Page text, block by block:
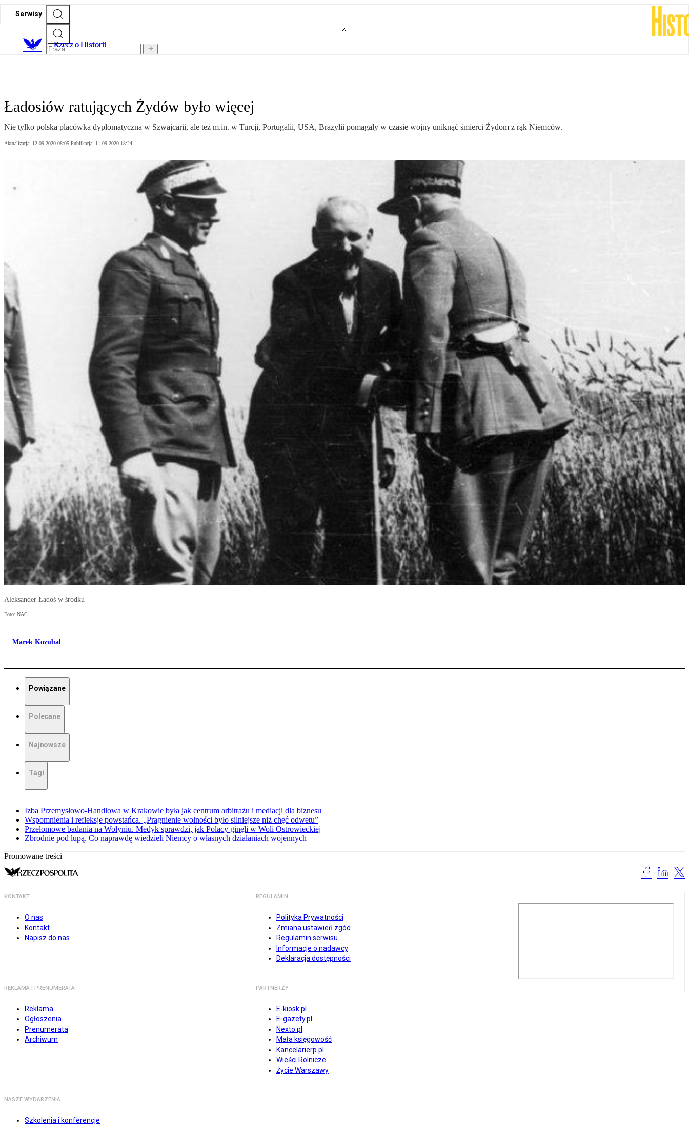
Serwisy
Rzecz o Historii
Ładosiów ratujących Żydów było więcej
Nie tylko polska placówka dyplomatyczna w Szwajcarii, ale też m.in. w Turcji, Portugalii, USA, Brazylii pomagały w czasie wojny uniknąć śmierci Żydom z rąk Niemców.
Aktualizacja: 12.09.2020 08:05 Publikacja: 11.09.2020 18:24
Aleksander Ładoś w środku
Foto: NAC
Marek Kozubal
Powiązane
Polecane
Najnowsze
Tagi
Izba Przemysłowo-Handlowa w Krakowie była jak centrum arbitrażu i mediacji dla biznesu
Wspomnienia i refleksje powstańca. „Pragnienie wolności było silniejsze niż chęć odwetu”
Przełomowe badania na Wołyniu. Medyk sprawdzi, jak Polacy ginęli w Woli Ostrowieckiej
Zbrodnie pod lupą. Co naprawdę wiedzieli Niemcy o własnych działaniach wojennych
Promowane treści
KONTAKT
O nas
Kontakt
Napisz do nas
REGULAMIN
Polityka Prywatności
Zmiana ustawień zgód
Regulamin serwisu
Informacje o nadawcy
Deklaracja dostępności
REKLAMA I PRENUMERATA
Reklama
Ogłoszenia
Prenumerata
Archiwum
PARTNERZY
E-kiosk.pl
E-gazety.pl
Nexto.pl
Mała księgowość
Kancelarierp.pl
Wieści Rolnicze
Życie Warszawy
NASZE WYDARZENIA
Szkolenia i konferencje